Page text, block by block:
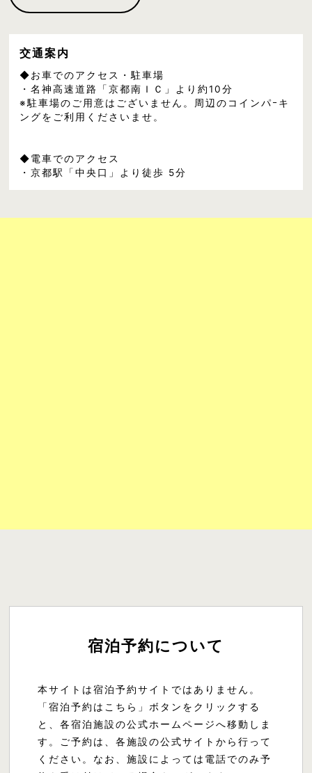
交通案内
◆お車でのアクセス・駐車場
・名神高速道路「京都南ＩＣ」より約10分
※駐車場のご用意はございません。周辺のコインパｰキ
ングをご利用くださいませ。
◆電車でのアクセス
・京都駅「中央口」より徒歩 5分
宿泊予約について
本サイトは宿泊予約サイトではありません。
「宿泊予約はこちら」ボタンをクリックする
と、各宿泊施設の公式ホームページへ移動しま
す。ご予約は、各施設の公式サイトから行って
ください。なお、施設によっては電話でのみ予